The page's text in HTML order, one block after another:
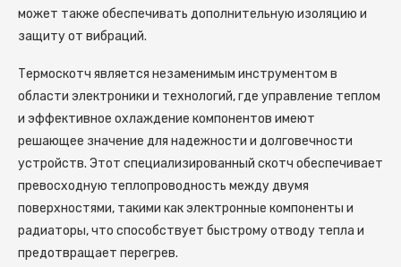
может также обеспечивать дополнительную изоляцию и
защиту от вибраций.
Термоскотч является незаменимым инструментом в
области электроники и технологий, где управление теплом
и эффективное охлаждение компонентов имеют
решающее значение для надежности и долговечности
устройств. Этот специализированный скотч обеспечивает
превосходную теплопроводность между двумя
поверхностями, такими как электронные компоненты и
радиаторы, что способствует быстрому отводу тепла и
предотвращает перегрев.